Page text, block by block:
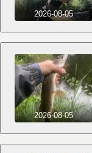
2026-08-05
2026-08-05